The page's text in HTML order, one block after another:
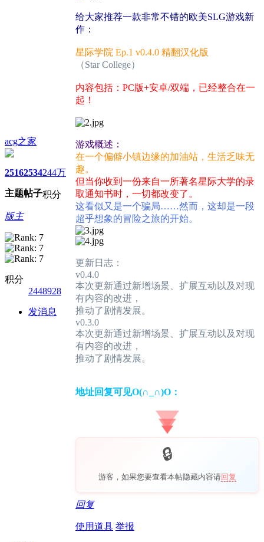
acg之家
2516
主题
2534
帖子
244万
积分
版主
积分
2448928
发消息
给大家推荐一款非常不错的欧美SLG游戏新
作：
星际学院 Ep.1 v0.4.0 精翻汉化版
（Star College）
内容包括：PC版+安卓/双端，已经整合在一
起！
游戏概述：
在一个偏僻小镇边缘的加油站，生活乏味无
趣。
但当你收到一份来自一所著名星际大学的录
取通知书时，一切都改变了。
这看似又是一个骗局……然而，这却是一段
超乎想象的冒险之旅的开始。
更新日志：
v0.4.0
本次更新通过新增场景、扩展互动以及对现
有内容的改进，
推动了剧情发展。
v0.3.0
本次更新通过新增场景、扩展互动以及对现
有内容的改进，
推动了剧情发展。
地址回复可见O(∩_∩)O：
游客，如果您要查看本帖隐藏内容请回复
回复
使用道具 举报